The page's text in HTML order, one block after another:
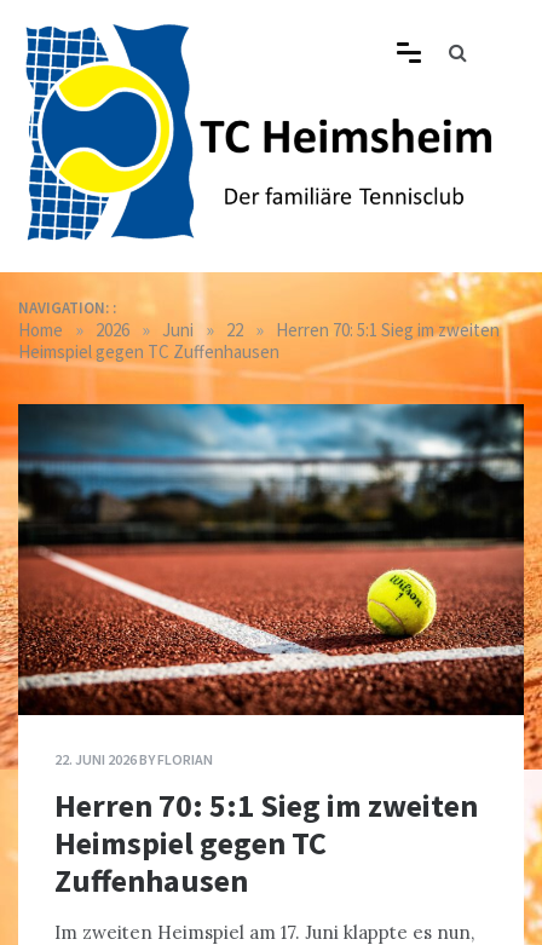
content
Tennisclub Heimsheim
NAVIGATION: :
Home » 2026 » Juni » 22 » Herren 70: 5:1 Sieg im zweiten
Heimspiel gegen TC Zuffenhausen
22. JUNI 2026BYFLORIAN
Herren 70: 5:1 Sieg im zweiten
Heimspiel gegen TC
Zuffenhausen
Im zweiten Heimspiel am 17. Juni klappte es nun,